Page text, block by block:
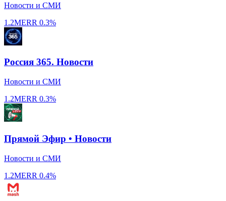
Новости и СМИ
1.2MERR 0.3%
Россия 365. Новости
Новости и СМИ
1.2MERR 0.3%
Прямой Эфир • Новости
Новости и СМИ
1.2MERR 0.4%